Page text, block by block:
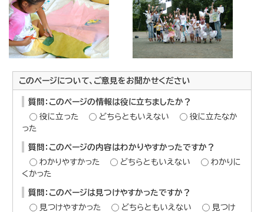
このページについて、ご意見をお聞かせください
質問：このページの情報は役に立ちましたか？
役に立った
どちらともいえない
役に立たなか
った
質問：このページの内容はわかりやすかったですか？
わかりやすかった
どちらともいえない
わかりに
くかった
質問：このページは見つけやすかったですか？
見つけやすかった
どちらともいえない
見つけ